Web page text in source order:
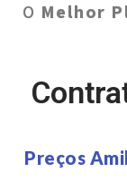
O Melhor
Preços